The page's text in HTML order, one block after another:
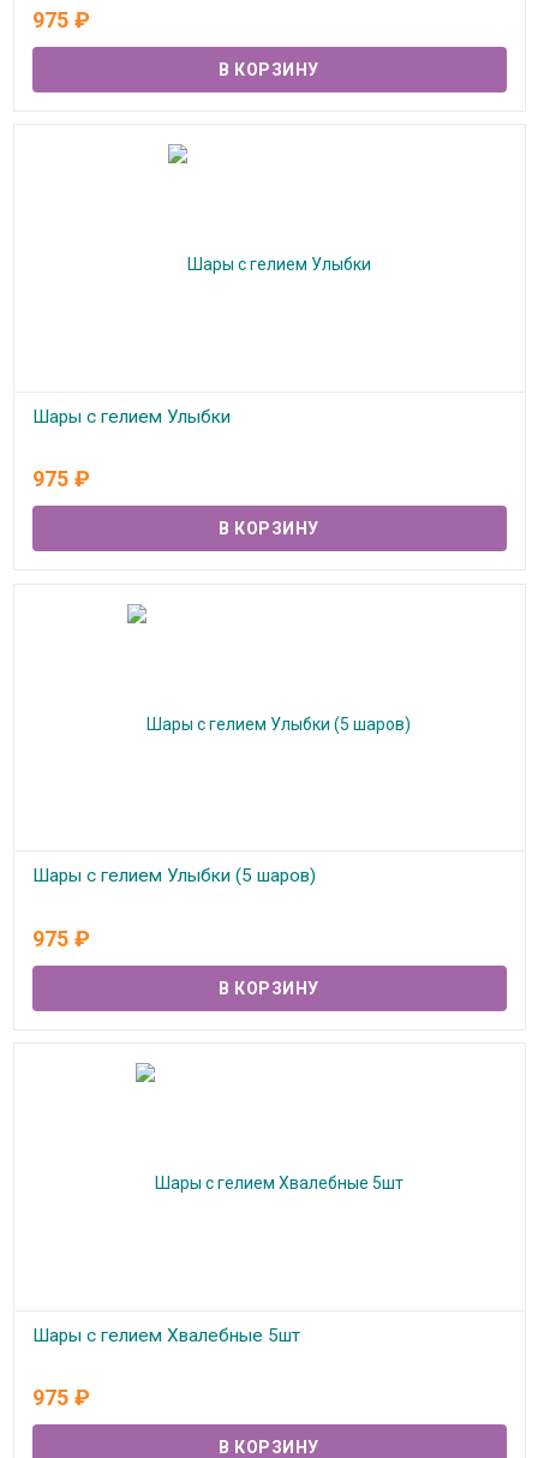
975 ₽
Шары с гелием Улыбки
975 ₽
Шары с гелием Улыбки (5 шаров)
975 ₽
Шары с гелием Хвалебные 5шт
975 ₽